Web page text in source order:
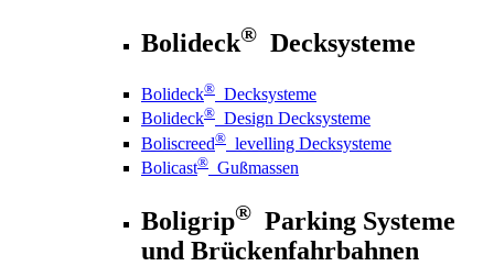
Bolideck® Decksysteme
Bolideck® Decksysteme
Bolideck® Design Decksysteme
Boliscreed® levelling Decksysteme
Bolicast® Gußmassen
Boligrip® Parking Systeme
und Brückenfahrbahnen